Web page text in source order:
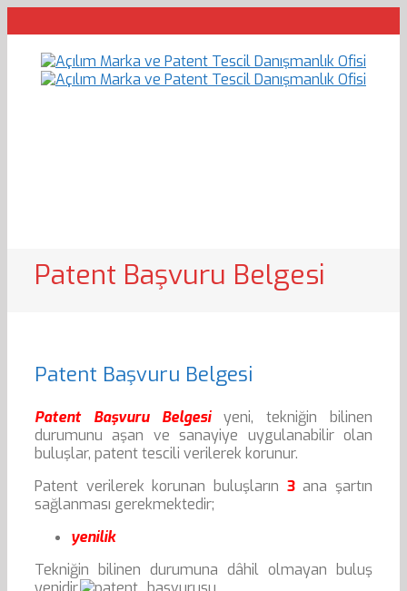
Patent Başvuru Belgesi
Patent Başvuru Belgesi
Patent Başvuru Belgesiyeni, tekniğin bilinen
durumunu aşan ve sanayiye uygulanabilir olan
buluşlar, patent tescili verilerek korunur.
Patent verilerek korunan buluşların 3ana şartın
sağlanması gerekmektedir;
yenilik
Tekniğin bilinen durumuna dâhil olmayan buluş